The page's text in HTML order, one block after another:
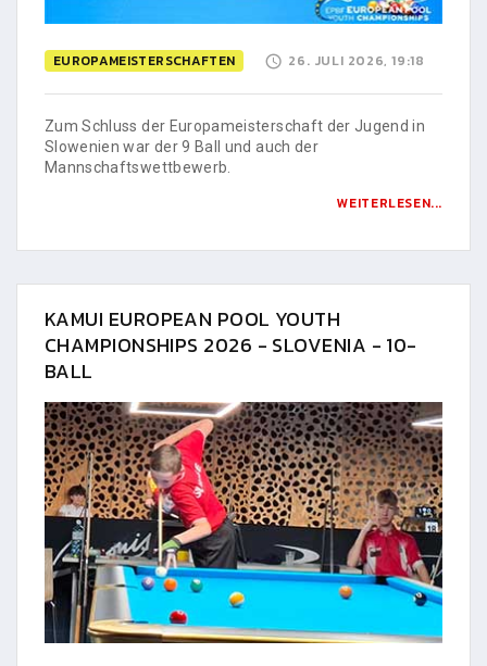
EUROPAMEISTERSCHAFTEN 26. JULI 2026, 19:18
Zum Schluss der Europameisterschaft der Jugend in
Slowenien war der 9 Ball und auch der
Mannschaftswettbewerb.
WEITERLESEN...
KAMUI EUROPEAN POOL YOUTH
CHAMPIONSHIPS 2026 - SLOVENIA - 10-
BALL